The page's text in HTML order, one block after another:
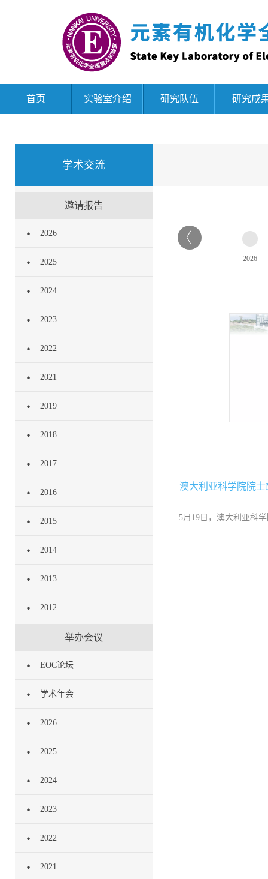
首页 实验室介绍 研究队伍 研究成
学术交流
邀请报告
2026
2025
2024
2023
2022
2021
2019
2018
2017
2016
2015
2014
2013
2012
举办会议
EOC论坛
学术年会
2026
2025
2024
2023
2022
2021
2026
澳大利亚科学院院士
5月19日，澳大利亚科